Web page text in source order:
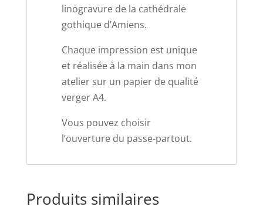
linogravure de la cathédrale
gothique d’Amiens.
Chaque impression est unique
et réalisée à la main dans mon
atelier sur un papier de qualité
verger A4.
Vous pouvez choisir
l’ouverture du passe-partout.
Produits similaires